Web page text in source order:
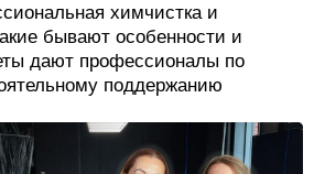
химчистка и
бывают особенности и
дают профессионалы по
поддержанию